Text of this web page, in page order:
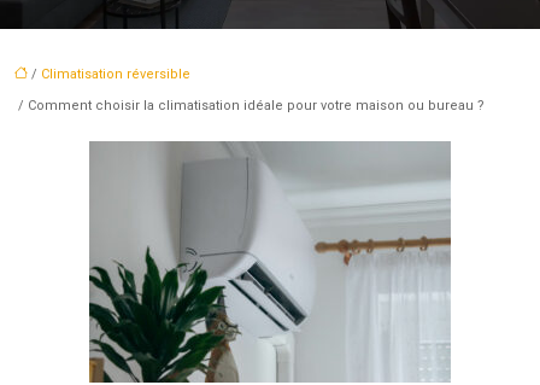
/ Climatisation réversible
/ Comment choisir la climatisation idéale pour votre maison ou bureau ?